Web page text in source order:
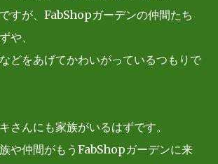
すが、FabShopガーデンの仲間たち
や、
どをあげてかわいがっているつもりで
さんにも家族がいるはずです。
や仲間がもうFabShopガーデンに来